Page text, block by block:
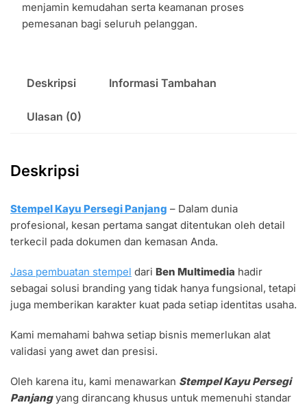
menjamin kemudahan serta keamanan proses
pemesanan bagi seluruh pelanggan.
Deskripsi Informasi Tambahan
Ulasan (0)
Deskripsi
Stempel Kayu Persegi Panjang – Dalam dunia
profesional, kesan pertama sangat ditentukan oleh detail
terkecil pada dokumen dan kemasan Anda.
Jasa pembuatan stempel dari Ben Multimedia hadir
sebagai solusi branding yang tidak hanya fungsional, tetapi
juga memberikan karakter kuat pada setiap identitas usaha.
Kami memahami bahwa setiap bisnis memerlukan alat
validasi yang awet dan presisi.
Oleh karena itu, kami menawarkan Stempel Kayu Persegi
Panjangyang dirancang khusus untuk memenuhi standar